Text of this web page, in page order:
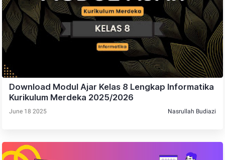
Download Modul Ajar Kelas 8 Lengkap Informatika
Kurikulum Merdeka 2025/2026
June 18 2025 Nasrullah Budiazi